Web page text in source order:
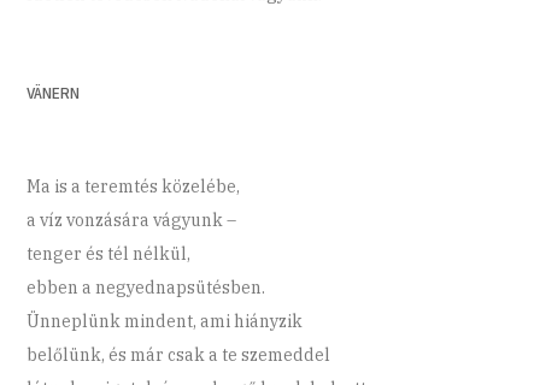
VÄNERN
Ma is a teremtés közelébe,
a víz vonzására vágyunk –
tenger és tél nélkül,
ebben a negyednapsütésben.
Ünneplünk mindent, ami hiányzik
belőlünk, és már csak a te szemeddel